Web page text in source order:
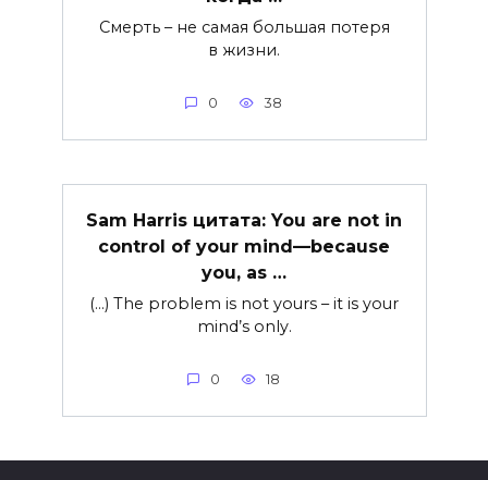
Смерть – не самая большая потеря
в жизни.
0 38
Sam Harris цитата: You are not in
control of your mind—because
you, as …
(…) The problem is not yours – it is your
mind’s only.
0 18